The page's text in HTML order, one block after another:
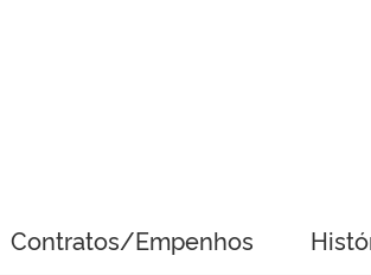
Contratos/Empenhos